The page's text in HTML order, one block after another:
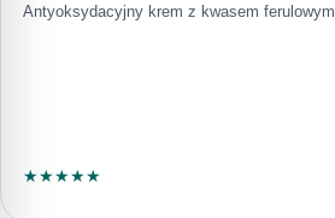
Antyoksydacyjny krem z kwasem ferulowym
★★★★★